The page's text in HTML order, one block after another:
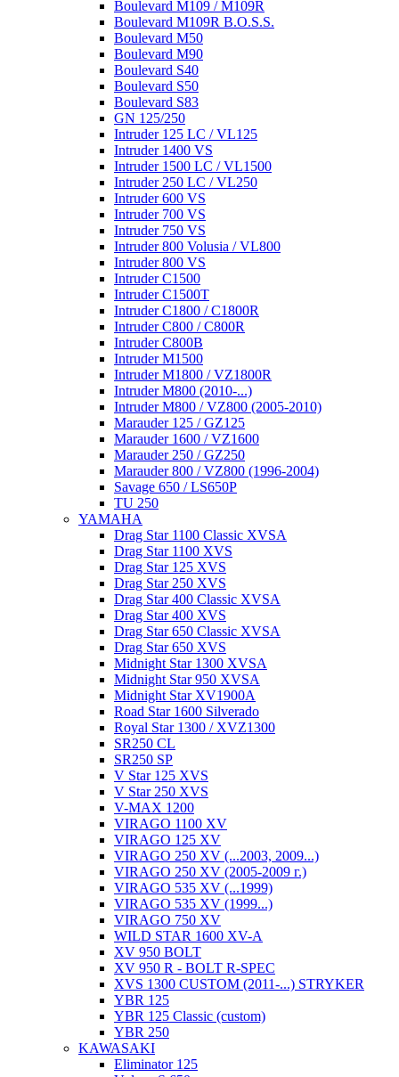
Boulevard M109 / M109R
Boulevard M109R B.O.S.S.
Boulevard M50
Boulevard M90
Boulevard S40
Boulevard S50
Boulevard S83
GN 125/250
Intruder 125 LC / VL125
Intruder 1400 VS
Intruder 1500 LC / VL1500
Intruder 250 LC / VL250
Intruder 600 VS
Intruder 700 VS
Intruder 750 VS
Intruder 800 Volusia / VL800
Intruder 800 VS
Intruder C1500
Intruder C1500T
Intruder C1800 / C1800R
Intruder C800 / C800R
Intruder C800B
Intruder M1500
Intruder M1800 / VZ1800R
Intruder M800 (2010-...)
Intruder M800 / VZ800 (2005-2010)
Marauder 125 / GZ125
Marauder 1600 / VZ1600
Marauder 250 / GZ250
Marauder 800 / VZ800 (1996-2004)
Savage 650 / LS650P
TU 250
YAMAHA
Drag Star 1100 Classic XVSA
Drag Star 1100 XVS
Drag Star 125 XVS
Drag Star 250 XVS
Drag Star 400 Classic XVSA
Drag Star 400 XVS
Drag Star 650 Classic XVSA
Drag Star 650 XVS
Midnight Star 1300 XVSA
Midnight Star 950 XVSA
Midnight Star XV1900A
Road Star 1600 Silverado
Royal Star 1300 / XVZ1300
SR250 CL
SR250 SP
V Star 125 XVS
V Star 250 XVS
V-MAX 1200
VIRAGO 1100 XV
VIRAGO 125 XV
VIRAGO 250 XV (...2003, 2009...)
VIRAGO 250 XV (2005-2009 г.)
VIRAGO 535 XV (...1999)
VIRAGO 535 XV (1999...)
VIRAGO 750 XV
WILD STAR 1600 XV-A
XV 950 BOLT
XV 950 R - BOLT R-SPEC
XVS 1300 CUSTOM (2011-...) STRYKER
YBR 125
YBR 125 Classic (custom)
YBR 250
KAWASAKI
Eliminator 125